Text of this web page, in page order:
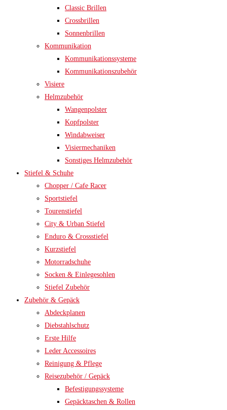
Classic Brillen
Crossbrillen
Sonnenbrillen
Kommunikation
Kommunikationssysteme
Kommunikationszubehör
Visiere
Helmzubehör
Wangenpolster
Kopfpolster
Windabweiser
Visiermechaniken
Sonstiges Helmzubehör
Stiefel & Schuhe
Chopper / Cafe Racer
Sportstiefel
Tourenstiefel
City & Urban Stiefel
Enduro & Crossstiefel
Kurzstiefel
Motorradschuhe
Socken & Einlegesohlen
Stiefel Zubehör
Zubehör & Gepäck
Abdeckplanen
Diebstahlschutz
Erste Hilfe
Leder Accessoires
Reinigung & Pflege
Reisezubehör / Gepäck
Befestigungssysteme
Gepäcktaschen & Rollen